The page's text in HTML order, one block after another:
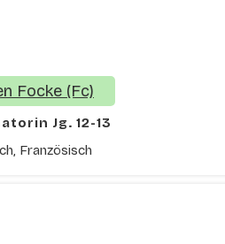
Focke (Fc)
Jg. 12-13
Französisch